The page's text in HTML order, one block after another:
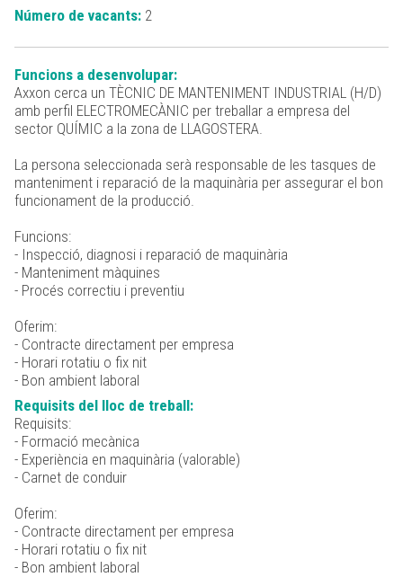
Número de vacants:2
Funcions a desenvolupar:
Axxon cerca un TÈCNIC DE MANTENIMENT INDUSTRIAL (H/D)
amb perfil ELECTROMECÀNIC per treballar a empresa del
sector QUÍMIC a la zona de LLAGOSTERA.
La persona seleccionada serà responsable de les tasques de
manteniment i reparació de la maquinària per assegurar el bon
funcionament de la producció.
Funcions:
- Inspecció, diagnosi i reparació de maquinària
- Manteniment màquines
- Procés correctiu i preventiu
Oferim:
- Contracte directament per empresa
- Horari rotatiu o fix nit
- Bon ambient laboral
Requisits del lloc de treball:
Requisits:
- Formació mecànica
- Experiència en maquinària (valorable)
- Carnet de conduir
Oferim:
- Contracte directament per empresa
- Horari rotatiu o fix nit
- Bon ambient laboral